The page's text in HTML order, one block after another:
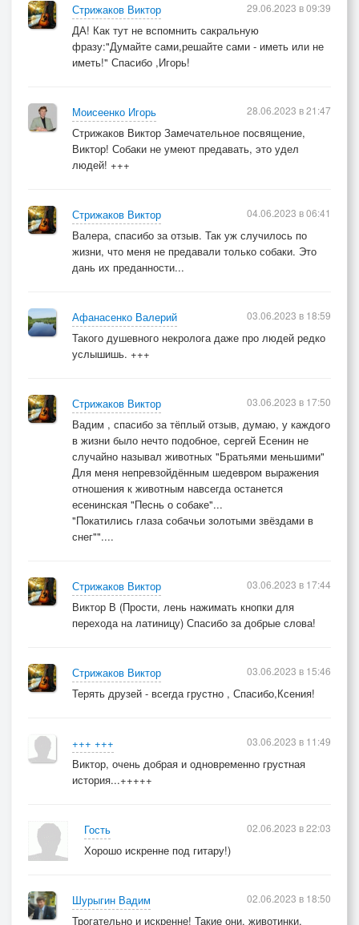
Самый добрый на свете пёс.
Пёс, которого звали Аргон.
2009 год.
Стрижаков Виктор
ДА! Как тут не вспомнить сакральную
фразу:"Думайте сами,решайте сами - иметь или не
иметь!" Спасибо ,Игорь!
29.06.2023 в 09:39
Моисеенко Игорь
Стрижаков Виктор Замечательное посвящение,
Виктор! Собаки не умеют предавать, это удел
людей! +++
28.06.2023 в 21:47
Стрижаков Виктор
Валера, спасибо за отзыв. Так уж случилось по
жизни, что меня не предавали только собаки. Это
дань их преданности...
04.06.2023 в 06:41
Афанасенко Валерий
Такого душевного некролога даже про людей редко
услышишь. +++
03.06.2023 в 18:59
Стрижаков Виктор
Вадим , спасибо за тёплый отзыв, думаю, у каждого
в жизни было нечто подобное, сергей Есенин не
случайно называл животных "Братьями меньшими"
Для меня непревзойдённым шедевром выражения
отношения к животным навсегда останется
есенинская "Песнь о собаке"...
"Покатились глаза собачьи золотыми звёздами в
снег""....
03.06.2023 в 17:50
Стрижаков Виктор
Виктор В (Прости, лень нажимать кнопки для
перехода на латиницу) Спасибо за добрые слова!
03.06.2023 в 17:44
Стрижаков Виктор
Терять друзей - всегда грустно , Спасибо,Ксения!
03.06.2023 в 15:46
+++ +++
Виктор, очень добрая и одновременно грустная
история...+++++
03.06.2023 в 11:49
Гость
Хорошо искренне под гитару!)
02.06.2023 в 22:03
Шурыгин Вадим
Трогательно и искренне! Такие они, животинки,
02.06.2023 в 18:50